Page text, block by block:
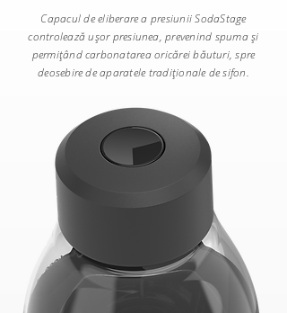
Capacul de eliberare a presiunii SodaStage
controlează ușor presiunea, prevenind spuma și
permițând carbonatarea oricărei băuturi, spre
deosebire de aparatele tradiționale de sifon.